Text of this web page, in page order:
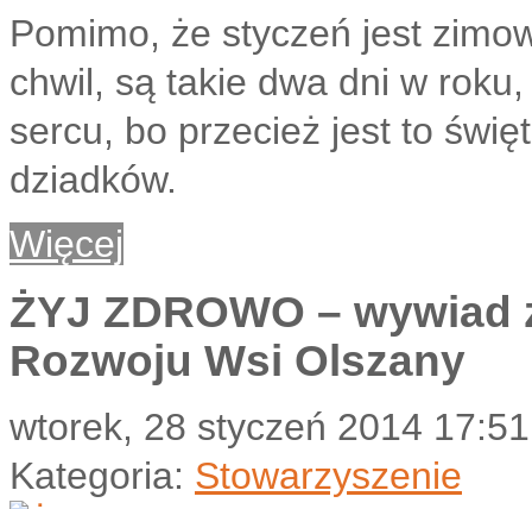
Pomimo, że styczeń jest
chwil, są takie dwa dni w
sercu, bo przecież jest to
dziadków.
Więcej
ŻYJ ZDROWO –
Rozwoju Wsi Olszany
wtorek, 28 styczeń 2014 17:51
Kategoria: Stowarzyszenie